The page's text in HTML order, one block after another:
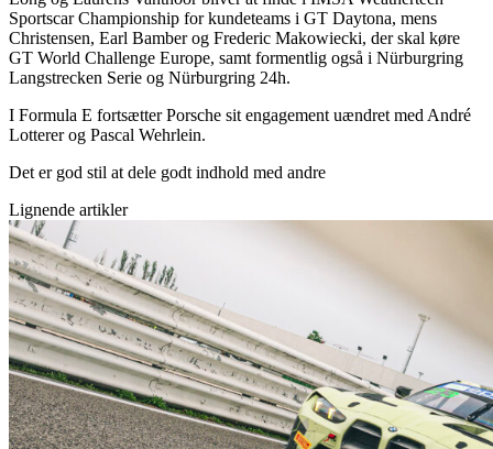
Sportscar Championship for kundeteams i GT Daytona, mens
Christensen, Earl Bamber og Frederic Makowiecki, der skal køre
GT World Challenge Europe, samt formentlig også i Nürburgring
Langstrecken Serie og Nürburgring 24h.
I Formula E fortsætter Porsche sit engagement uændret med André
Lotterer og Pascal Wehrlein.
Det er god stil at dele godt indhold med andre
Lignende artikler